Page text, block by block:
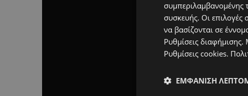
συμπεριλαμβανομένης
συσκευής. Οι επιλογές
να βασίζονται σε
Ρυθμίσεις διαφήμισης.
Ρυθμίσεις cookies.
ΕΜΦΆΝΙΣΗ